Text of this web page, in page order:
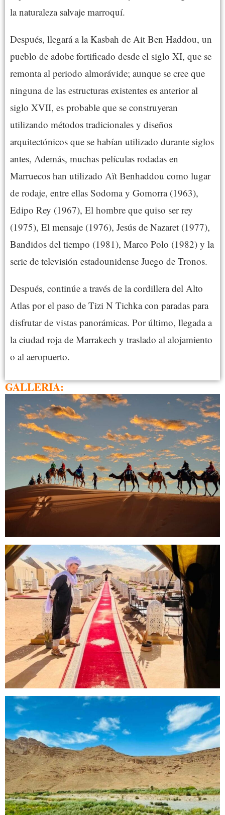
la naturaleza salvaje marroquí.
Después, llegará a la Kasbah de Ait Ben Haddou, un
pueblo de adobe fortificado desde el siglo XI, que se
remonta al periodo almorávide; aunque se cree que
ninguna de las estructuras existentes es anterior al
siglo XVII, es probable que se construyeran
utilizando métodos tradicionales y diseños
arquitectónicos que se habían utilizado durante siglos
antes, Además, muchas películas rodadas en
Marruecos han utilizado Aït Benhaddou como lugar
de rodaje, entre ellas Sodoma y Gomorra (1963),
Edipo Rey (1967), El hombre que quiso ser rey
(1975), El mensaje (1976), Jesús de Nazaret (1977),
Bandidos del tiempo (1981), Marco Polo (1982) y la
serie de televisión estadounidense Juego de Tronos.
Después, continúe a través de la cordillera del Alto
Atlas por el paso de Tizi N Tichka con paradas para
disfrutar de vistas panorámicas. Por último, llegada a
la ciudad roja de Marrakech y traslado al alojamiento
o al aeropuerto.
GALLERIA: